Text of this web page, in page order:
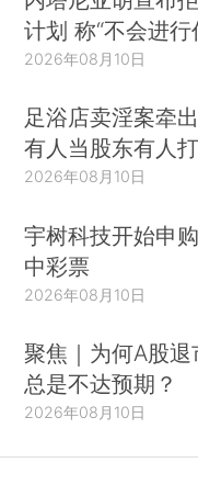
计划 称“不会进行
2026年08月10日
足浴店卖淫案牵
有人当股东有人
2026年08月10日
宇树科技开始申
中彩票
2026年08月10日
聚焦｜为何A股
总是不达预期？
2026年08月10日